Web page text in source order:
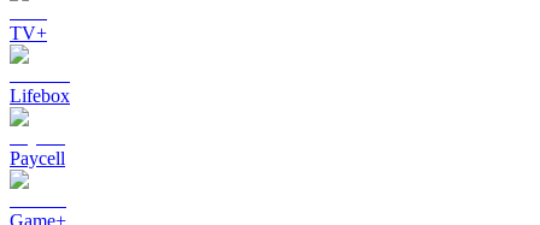
TV+
Lifebox
Paycell